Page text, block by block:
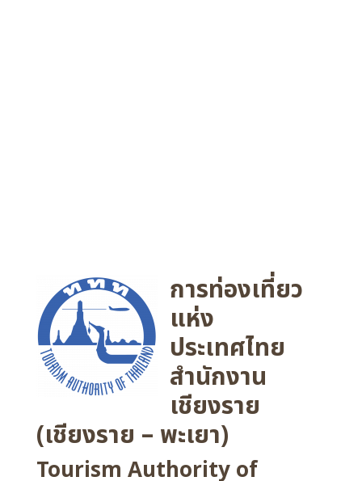
การท่องเที่ยว
แห่ง
ประเทศไทย
สำนักงาน
เชียงราย
(เชียงราย – พะเยา)
Tourism Authority of